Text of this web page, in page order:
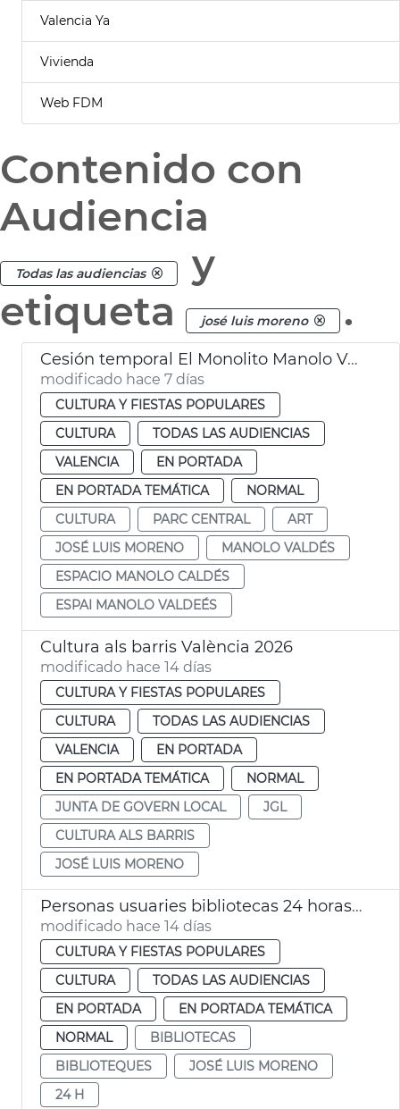
Valencia Ya
Vivienda
Web FDM
Contenido con
Audiencia
Todas las audiencias
y
etiqueta
josé luis moreno .
Cesión temporal El Monolito Manolo Valdés
modificado hace 7 días
CULTURA Y FIESTAS POPULARES
CULTURA
TODAS LAS AUDIENCIAS
VALENCIA
EN PORTADA
EN PORTADA TEMÁTICA
NORMAL
CULTURA
PARC CENTRAL
ART
JOSÉ LUIS MORENO
MANOLO VALDÉS
ESPACIO MANOLO CALDÉS
ESPAI MANOLO VALDEÉS
Cultura als barris València 2026
modificado hace 14 días
CULTURA Y FIESTAS POPULARES
CULTURA
TODAS LAS AUDIENCIAS
VALENCIA
EN PORTADA
EN PORTADA TEMÁTICA
NORMAL
JUNTA DE GOVERN LOCAL
JGL
CULTURA ALS BARRIS
JOSÉ LUIS MORENO
Personas usuaries bibliotecas 24 horas València
modificado hace 14 días
CULTURA Y FIESTAS POPULARES
CULTURA
TODAS LAS AUDIENCIAS
EN PORTADA
EN PORTADA TEMÁTICA
NORMAL
BIBLIOTECAS
BIBLIOTEQUES
JOSÉ LUIS MORENO
24 H